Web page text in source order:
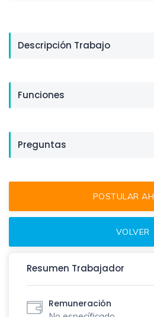
Descripción Trabajo
Funciones
Preguntas
Resumen Trabajador
Remuneración